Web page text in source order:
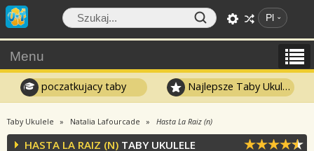
Pl
Menu
poczatkujacy taby Najlepsze Taby Ukulele
Taby Ukulele Natalia Lafourcade Hasta La Raiz (n)
HASTA LA RAIZ (N) TABY UKULELE